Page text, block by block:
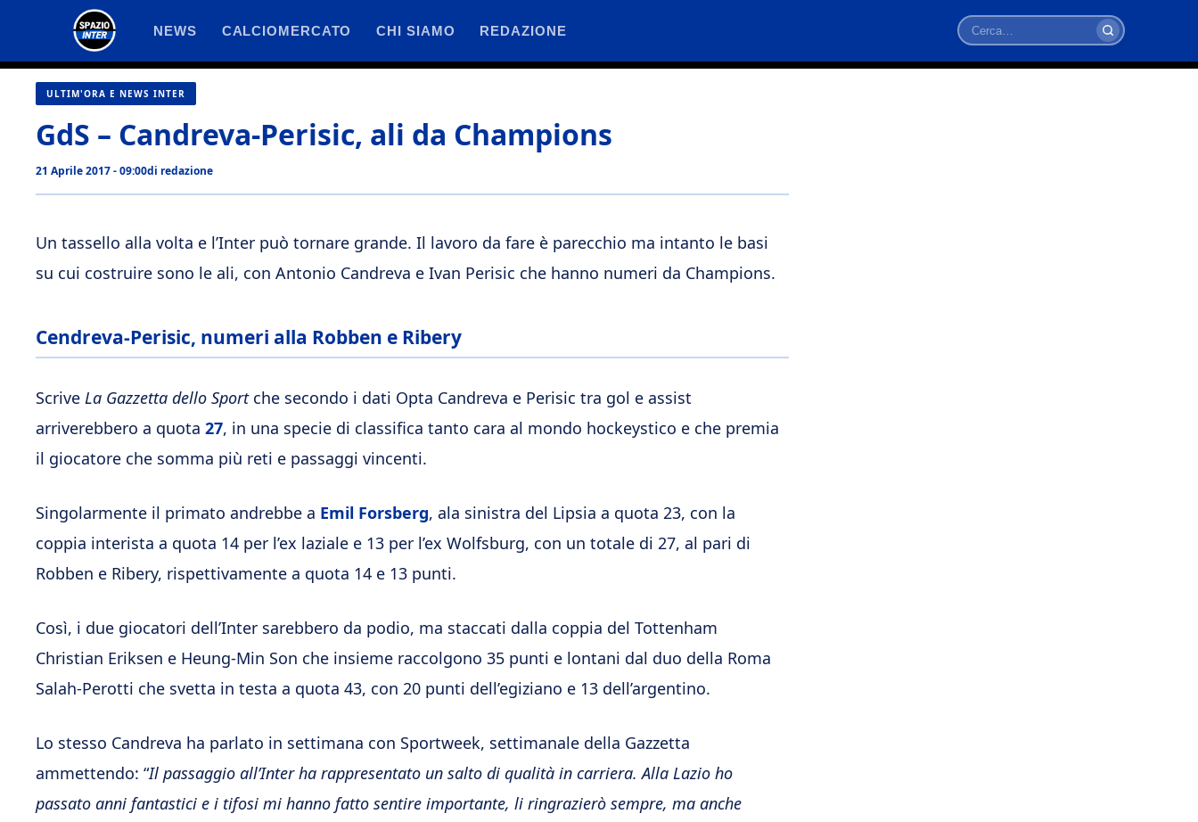
contenuto
NEWS CALCIOMERCATO CHI SIAMO REDAZIONE
Cerca
ULTIM'ORA E NEWS INTER
GdS – Candreva-Perisic, ali da Champions
21 Aprile 2017 - 09:00di redazione
Un tassello alla volta e l’Inter può tornare grande. Il lavoro da fare è parecchio ma intanto le basi
su cui costruire sono le ali, con Antonio Candreva e Ivan Perisic che hanno numeri da Champions.
Cendreva-Perisic, numeri alla Robben e Ribery
Scrive La Gazzetta dello Sportche secondo i dati Opta Candreva e Perisic tra gol e assist
arriverebbero a quota 27, in una specie di classifica tanto cara al mondo hockeystico e che premia
il giocatore che somma più reti e passaggi vincenti.
Singolarmente il primato andrebbe a Emil Forsberg, ala sinistra del Lipsia a quota 23, con la
coppia interista a quota 14 per l’ex laziale e 13 per l’ex Wolfsburg, con un totale di 27, al pari di
Robben e Ribery, rispettivamente a quota 14 e 13 punti.
Così, i due giocatori dell’Inter sarebbero da podio, ma staccati dalla coppia del Tottenham
Christian Eriksen e Heung-Min Son che insieme raccolgono 35 punti e lontani dal duo della Roma
Salah-Perotti che svetta in testa a quota 43, con 20 punti dell’egiziano e 13 dell’argentino.
Lo stesso Candreva ha parlato in settimana con Sportweek, settimanale della Gazzetta
ammettendo: “Il passaggio all’Inter ha rappresentato un salto di qualità in carriera. Alla Lazio ho
passato anni fantastici e i tifosi mi hanno fatto sentire importante, li ringrazierò sempre, ma anche